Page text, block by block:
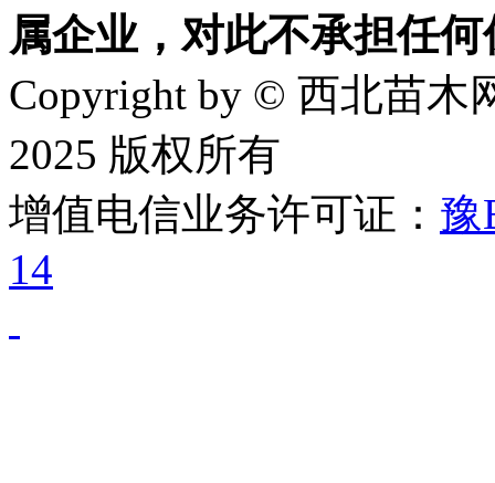
属企业，对此不承担任
Copyright by © 西北苗木
2025 版权所有
增值电信业务许可证： 豫
14